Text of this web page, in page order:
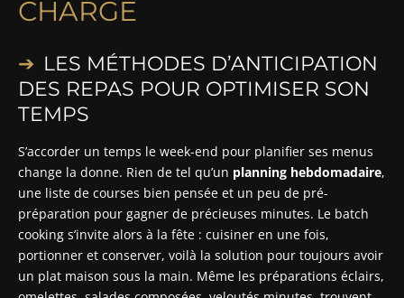
CHARGÉ
LES MÉTHODES D’ANTICIPATION
DES REPAS POUR OPTIMISER SON
TEMPS
S’accorder un temps le week-end pour planifier ses menus
change la donne. Rien de tel qu’un planning hebdomadaire,
une liste de courses bien pensée et un peu de pré-
préparation pour gagner de précieuses minutes. Le batch
cooking s’invite alors à la fête : cuisiner en une fois,
portionner et conserver, voilà la solution pour toujours avoir
un plat maison sous la main. Même les préparations éclairs,